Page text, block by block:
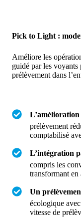
Pick to Light :
Améliore les
guidé par les voyants
prélèvement dans
prélèvement
comptabilisé
L’intégration
compris les
transformant en
Un
écologique
vitesse de